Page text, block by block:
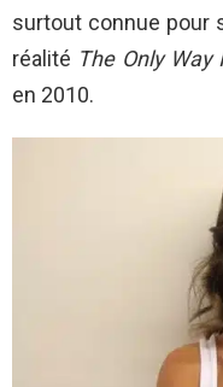
surtout connue pour
réalité The Only Way
en 2010.